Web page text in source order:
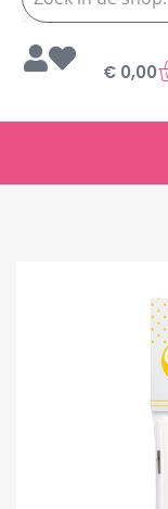
€ 0,00